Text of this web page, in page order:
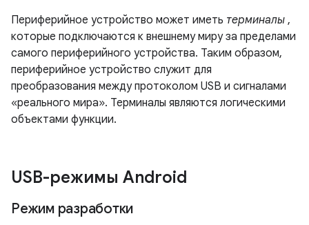
Периферийное устройство может иметь терминалы ,
которые подключаются к внешнему миру за пределами
самого периферийного устройства. Таким образом,
периферийное устройство служит для
преобразования между протоколом USB и сигналами
«реального мира». Терминалы являются логическими
объектами функции.
USB-режимы Android
Режим разработки